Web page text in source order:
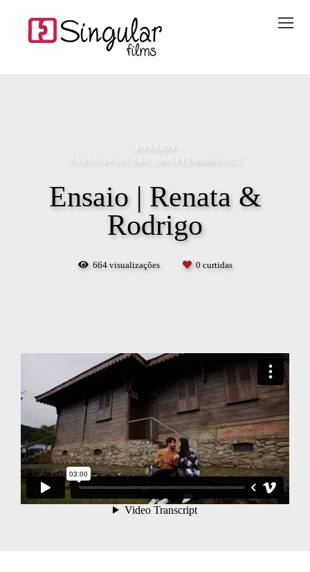
ENSAIOS
PARANAPIACABA
06/SETEMBRO/2023
Ensaio | Renata &
Rodrigo
664visualizações 0 curtidas